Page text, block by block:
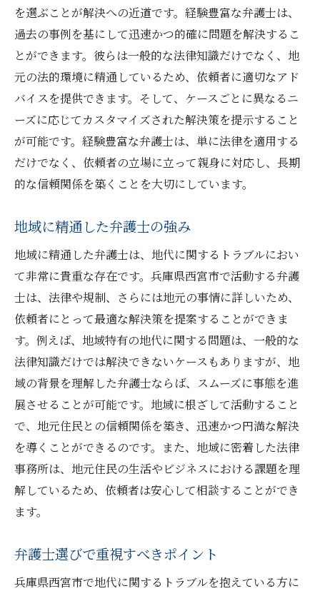
を選ぶことが解決への近道です。経験豊富な弁護士は、
過去の事例を基にして迅速かつ的確に問題を解決するこ
とができます。彼らは一般的な法律知識だけでなく、地
元の法的環境に精通しているため、依頼者に適切なアド
バイスを提供できます。そして、ケースごとに異なるニ
ーズに応じてカスタマイズされた解決策を提示すること
が可能です。経験豊富な弁護士は、単に法律を適用する
だけでなく、依頼者の立場に立って親身に対応し、長期
的な信頼関係を築くことを大切にしています。
地域に精通した弁護士の強み
地域に精通した弁護士は、地代に関するトラブルにおい
て非常に貴重な存在です。兵庫県西宮市で活動する弁護
士は、法律や規制、さらには地元の事情に詳しいため、
依頼者にとって最適な解決策を提案することができま
す。例えば、地域特有の地代に関する問題は、一般的な
法律知識だけでは解決できないケースもありますが、地
域の背景を理解した弁護士ならば、スムーズに事態を進
展させることが可能です。地域に根ざして活動すること
で、地元住民との信頼関係を築き、迅速かつ円満な解決
を導くことができるのです。また、地域に密着した法律
事務所は、地元住民の生活やビジネスにおける課題を理
解しているため、依頼者は安心して相談することができ
ます。
弁護士選びで重視すべきポイント
兵庫県西宮市で地代に関するトラブルを抱えている方に